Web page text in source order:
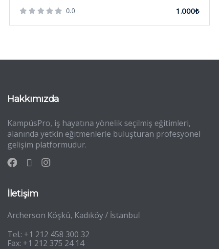
0.0 1.000₺
Hakkımızda
KampüsPro, iş hayatına yönelik seçilmiş eğitimleri,
alanında yetkin eğitmenlerle buluşturan profesyonel
gelişim platformudur.
İletişim
Archerson Köşkü, Kadıköy / İstanbul
Tel.: +1 212 458 300 32
Fax: +1 212 375 24 14